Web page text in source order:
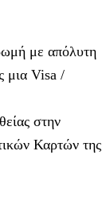
με απόλυτη
μια Visa /
στην
Καρτών της